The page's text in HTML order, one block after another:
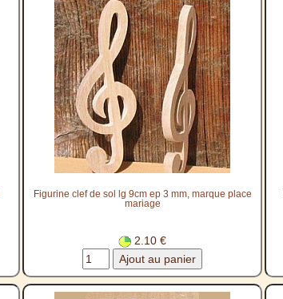
Figurine clef de sol lg 9cm ep 3 mm, marque place
mariage
2.10 €